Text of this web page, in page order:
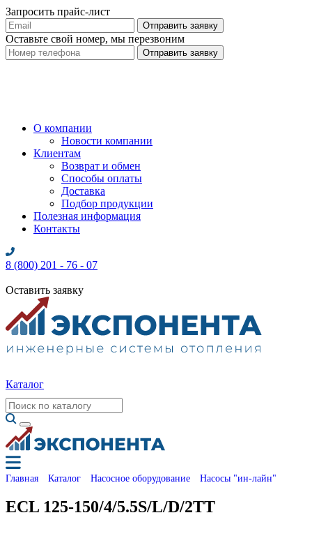
Запросить прайс-лист
Оставьте свой номер, мы перезвоним
О компании
Новости компании
Клиентам
Возврат и обмен
Способы оплаты
Доставка
Подбор продукции
Полезная информация
Контакты
8 (800) 201 - 76 - 07
Оставить заявку
Каталог
Главная Каталог Насосное оборудование Насосы "ин-лайн"
ECL 125-150/4/5.5S/L/D/2TT